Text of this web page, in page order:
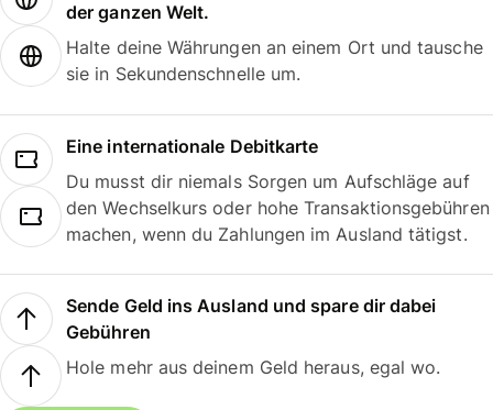
der ganzen Welt.
Halte deine Währungen an einem Ort und tausche
sie in Sekundenschnelle um.
Eine internationale Debitkarte
Du musst dir niemals Sorgen um Aufschläge auf
den Wechselkurs oder hohe Transaktionsgebühren
machen, wenn du Zahlungen im Ausland tätigst.
Sende Geld ins Ausland und spare dir dabei
Gebühren
Hole mehr aus deinem Geld heraus, egal wo.